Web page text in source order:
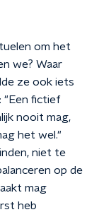
om het
we? Waar
ze ook iets
"Een fictief
nooit mag,
het wel."
niet te
op de
mag
heb